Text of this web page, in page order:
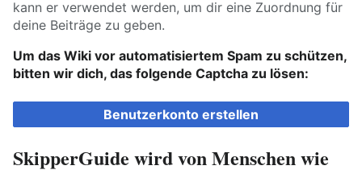
kann er verwendet werden, um dir eine Zuordnung für
deine Beiträge zu geben.
Um das Wiki vor automatisiertem Spam zu schützen,
bitten wir dich, das folgende Captcha zu lösen:
Benutzerkonto erstellen
SkipperGuide wird von Menschen wie